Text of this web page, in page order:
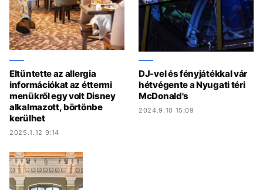
Eltüntette az allergia
információkat az éttermi
menükről egy volt Disney
alkalmazott, börtönbe
kerülhet
2025.1.12 9:14
DJ-vel és fényjátékkal vár
hétvégente a Nyugati téri
McDonald's
2024.9.10 15:09